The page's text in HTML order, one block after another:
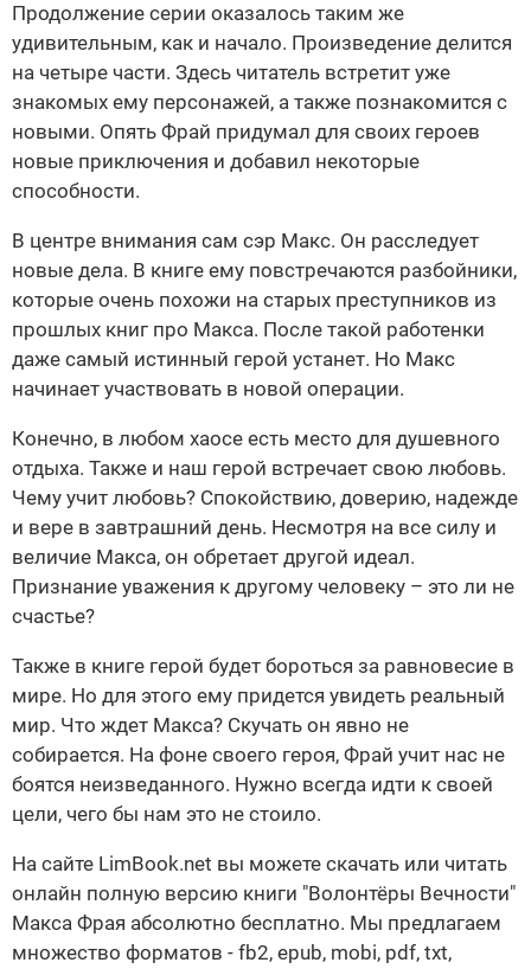
Продолжение серии оказалось таким же
удивительным, как и начало. Произведение делится
на четыре части. Здесь читатель встретит уже
знакомых ему персонажей, а также познакомится с
новыми. Опять Фрай придумал для своих героев
новые приключения и добавил некоторые
способности.
В центре внимания сам сэр Макс. Он расследует
новые дела. В книге ему повстречаются разбойники,
которые очень похожи на старых преступников из
прошлых книг про Макса. После такой работенки
даже самый истинный герой устанет. Но Макс
начинает участвовать в новой операции.
Конечно, в любом хаосе есть место для душевного
отдыха. Также и наш герой встречает свою любовь.
Чему учит любовь? Спокойствию, доверию, надежде
и вере в завтрашний день. Несмотря на все силу и
величие Макса, он обретает другой идеал.
Признание уважения к другому человеку – это ли не
счастье?
Также в книге герой будет бороться за равновесие в
мире. Но для этого ему придется увидеть реальный
мир. Что ждет Макса? Скучать он явно не
собирается. На фоне своего героя, Фрай учит нас не
боятся неизведанного. Нужно всегда идти к своей
цели, чего бы нам это не стоило.
На сайте LimBook.net вы можете скачать или читать
онлайн полную версию книги "Волонтёры Вечности"
Макса Фрая абсолютно бесплатно. Мы предлагаем
множество форматов - fb2, epub, mobi, pdf, txt,